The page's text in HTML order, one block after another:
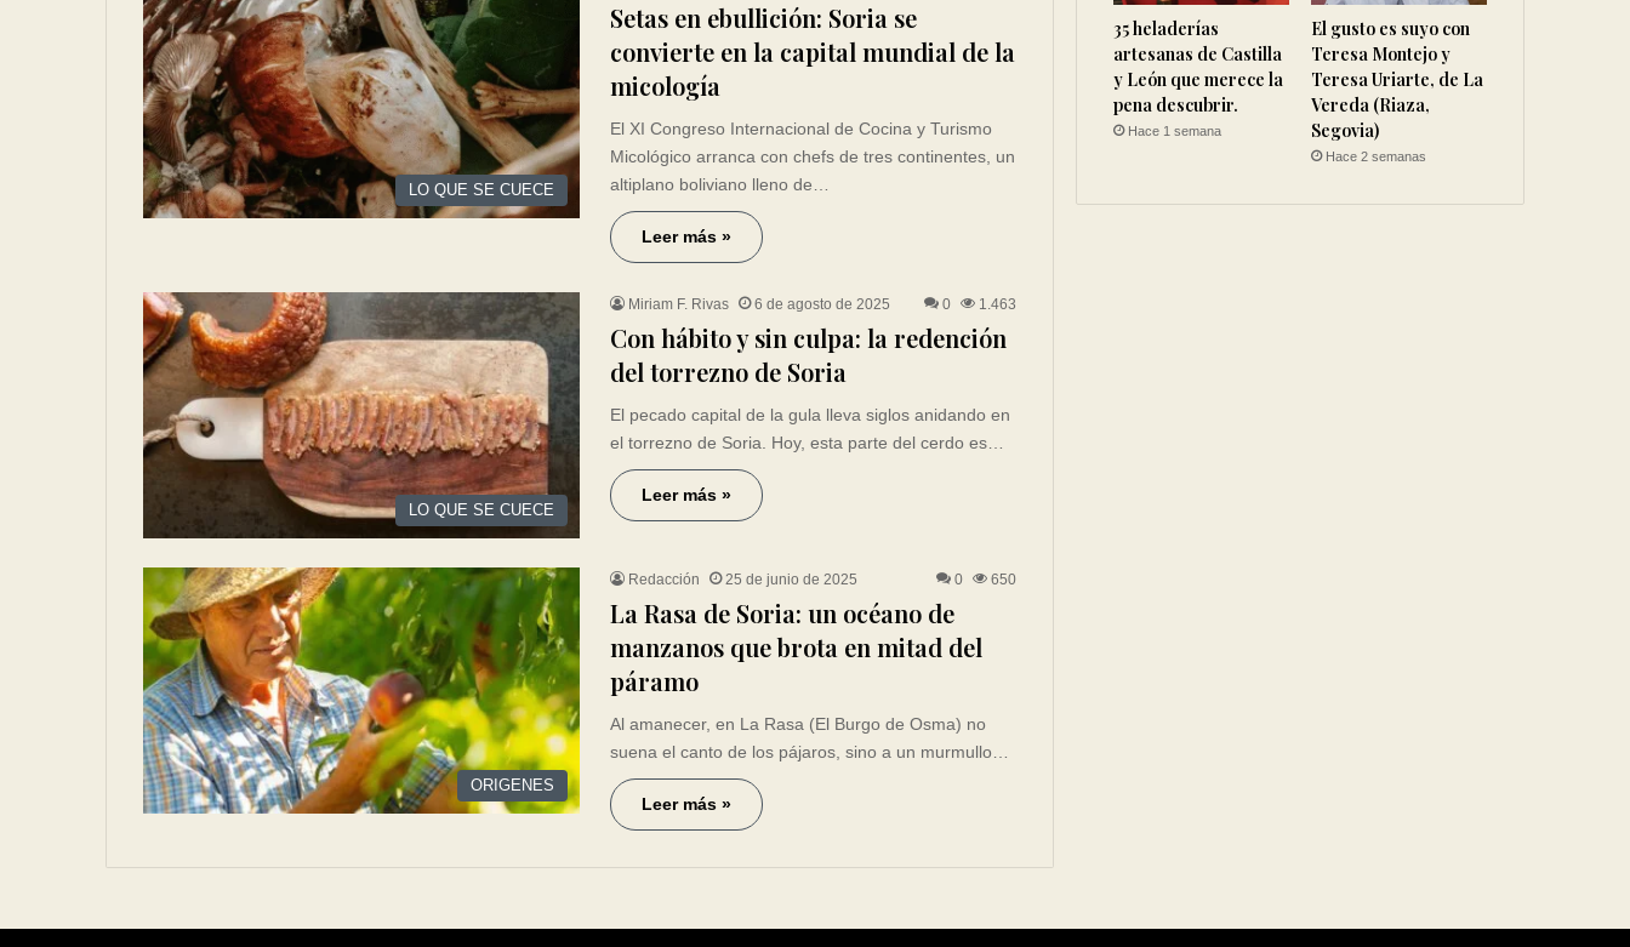
LO QUE SE CUECE
Setas en ebullición: Soria se
convierte en la capital mundial de la
micología
El XI Congreso Internacional de Cocina y Turismo
Micológico arranca con chefs de tres continentes, un
altiplano boliviano lleno de…
Leer más »
LO QUE SE CUECE
Miriam F. Rivas 6 de agosto de 2025 0 1.463
Con hábito y sin culpa: la redención
del torrezno de Soria
El pecado capital de la gula lleva siglos anidando en
el torrezno de Soria. Hoy, esta parte del cerdo es…
Leer más »
ORIGENES
Redacción 25 de junio de 2025 0 650
La Rasa de Soria: un océano de
manzanos que brota en mitad del
páramo
Al amanecer, en La Rasa (El Burgo de Osma) no
suena el canto de los pájaros, sino a un murmullo…
Leer más »
35 heladerías
artesanas de Castilla
y León que merece la
pena descubrir.
Hace 1 semana
El gusto es suyo con
Teresa Montejo y
Teresa Uriarte, de La
Vereda (Riaza,
Segovia)
Hace 2 semanas